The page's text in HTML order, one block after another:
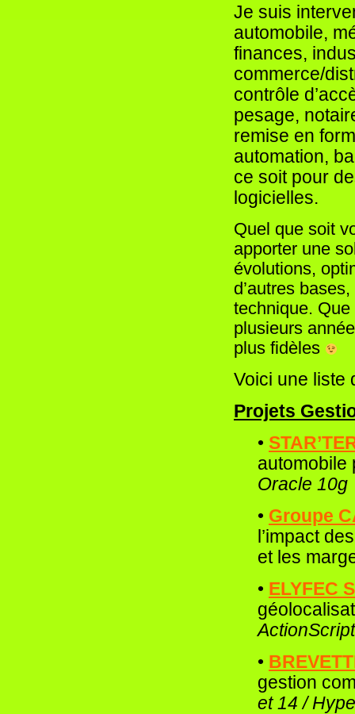
Je suis
automobile,
finances,
commerce/
contrôle
pesage,
remise en
automation,
ce soit pour
logicielles.
Quel que soit
apporter une
évolutions,
d’autres
technique.
plusieurs
plus fidèles
Voici une liste
Projets
•
automobile
Oracle 10g
• Groupe
l’impact
et les
• ELYFEC
•
gestion
et 14 /